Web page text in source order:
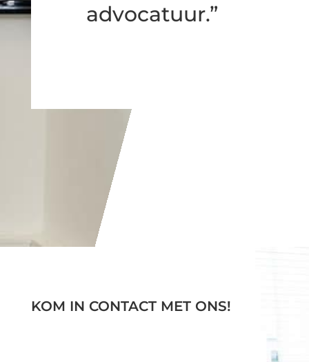
advocatuur.”
KOM IN CONTACT MET ONS!